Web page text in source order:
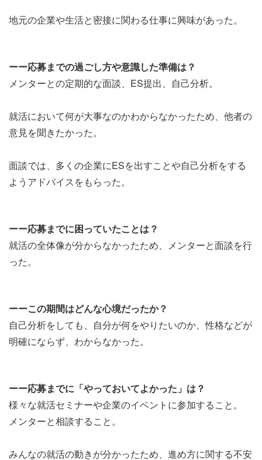
地元の企業や生活と密接に関わる仕事に興味があった。
ーー応募までの過ごし方や意識した準備は？
メンターとの定期的な面談、ES提出、自己分析。
就活において何が大事なのかわからなかったため、他者の
意見を聞きたかった。
面談では、多くの企業にESを出すことや自己分析をする
ようアドバイスをもらった。
ーー応募までに困っていたことは？
就活の全体像が分からなかったため、メンターと面談を行
った。
ーーこの期間はどんな心境だったか？
自己分析をしても、自分が何をやりたいのか、性格などが
明確にならず、わからなかった。
ーー応募までに「やっておいてよかった」は？
様々な就活セミナーや企業のイベントに参加すること。
メンターと相談すること。
みんなの就活の動きが分かったため、進め方に関する不安